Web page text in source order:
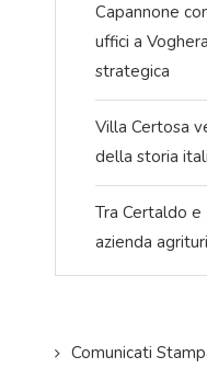
Capannone
uffici a
strategica
Villa Certosa
della storia
Tra Certaldo e
azienda
Comunicati